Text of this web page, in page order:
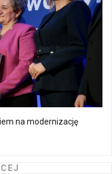
na modernizację